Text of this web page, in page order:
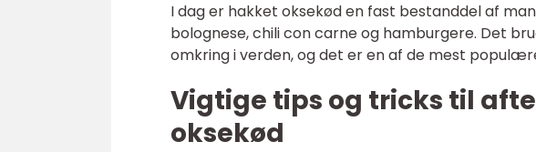
I dag er hakket oksekød en fast bestanddel af
bolognese, chili con carne og hamburgere. Det
omkring i verden, og det er en af de mest
Vigtige tips og tricks til
oksekød